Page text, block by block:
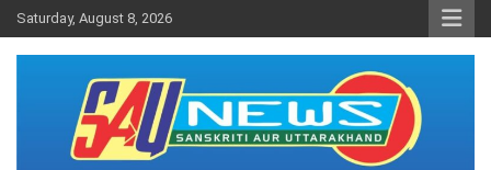
Skip
to
content
Saturday, August 8, 2026